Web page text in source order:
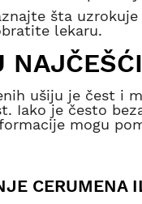
šta
lekaru.
ušiju je čest i
Iako je često
mogu
CERUMENA